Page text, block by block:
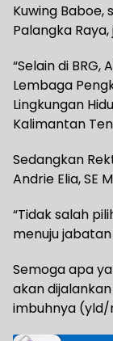
Kuwing Baboe,
Palangka
“Selain di
Lembaga
Lingkungan
Kalimantan
Sedangkan
Andrie Elia, SE
“Tidak salah
menuju
Semoga apa
akan
imbuhnya